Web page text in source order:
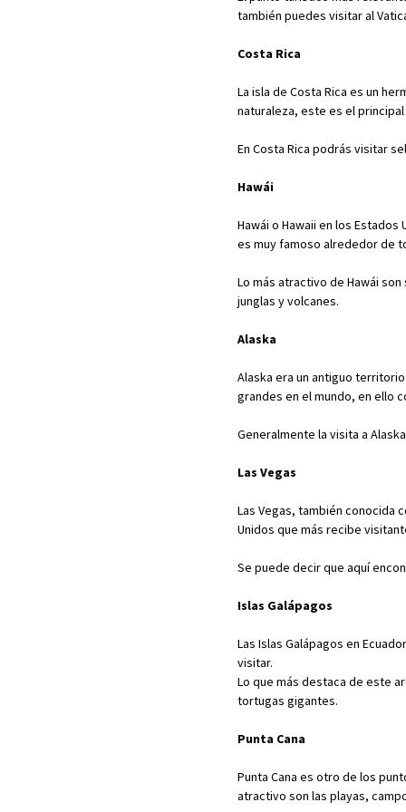
también puedes visitar al
Costa Rica
La isla de Costa Rica es un
naturaleza, este es el
En Costa Rica podrás visitar
Hawái
Hawái o Hawaii en los
es muy famoso alrededor de
Lo más atractivo de Hawái
junglas y volcanes.
Alaska
Alaska era un antiguo
grandes en el mundo, en ello
Generalmente la visita a
Las Vegas
Las Vegas, también conocida
Unidos que más recibe
Se puede decir que aquí
Islas Galápagos
Las Islas Galápagos en
visitar.
Lo que más destaca de este
tortugas gigantes.
Punta Cana
Punta Cana es otro de los
atractivo son las playas,